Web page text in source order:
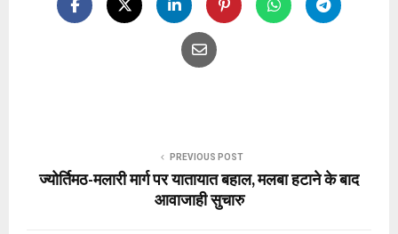
PREVIOUS POST
ज्योर्तिमठ-मलारी मार्ग पर यातायात बहाल, मलबा हटाने के बाद
आवाजाही सुचारु